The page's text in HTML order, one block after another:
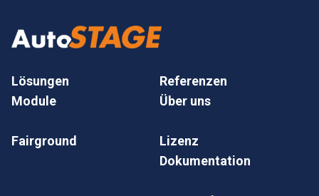
Lösungen
Module
Fairground
Referenzen
Über uns
Lizenz
Dokumentation